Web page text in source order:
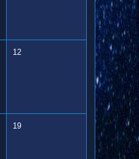
12
19